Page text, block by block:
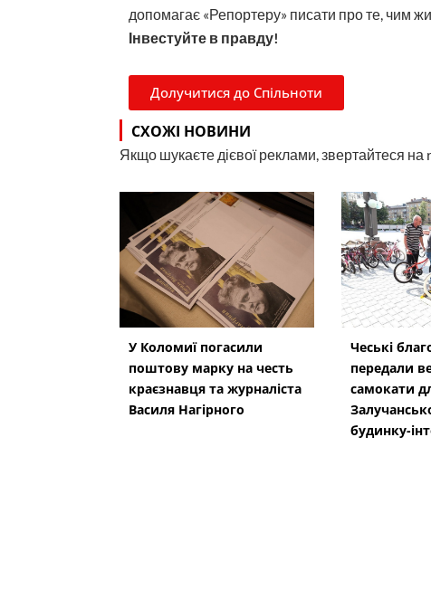
допомагає «Репортеру» писати про те, чим
Інвестуйте в правду!
Долучитися до Спільноти
СХОЖІ НОВИНИ
Якщо шукаєте дієвої реклами, звертайтеся
У Коломиї погасили
поштову марку на честь
краєзнавця та журналіста
Василя Нагірного
Чеські
передали
самокати
будинку-